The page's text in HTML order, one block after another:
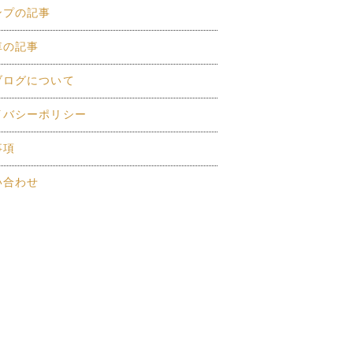
プの記事
の記事
ログについて
バシーポリシー
項
合わせ